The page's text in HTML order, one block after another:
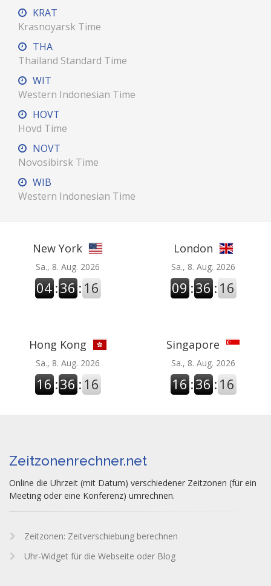
KRAT
Krasnoyarsk Time
THA
Thailand Standard Time
WIT
Western Indonesian Time
HOVT
Hovd Time
NOVT
Novosibirsk Time
WIB
Western Indonesian Time
New York
Sa., 8. Aug. 2026
04 :36 : 17
London
Sa., 8. Aug. 2026
09 :36 : 17
Hong Kong
Sa., 8. Aug. 2026
16 :36 : 17
Singapore
Sa., 8. Aug. 2026
16 :36 : 17
Zeitzonenrechner.net
Online die Uhrzeit (mit Datum) verschiedener Zeitzonen (für ein
Meeting oder eine Konferenz) umrechnen.
Zeitzonen: Zeitverschiebung berechnen
Uhr-Widget für die Webseite oder Blog